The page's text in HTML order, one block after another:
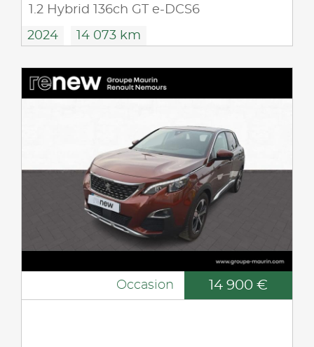
1.2 Hybrid 136ch GT e-DCS6
2024 14 073 km
Occasion 14 900 €